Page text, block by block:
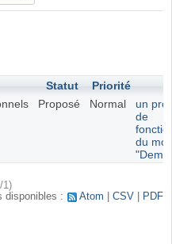
Statut Priorité
Proposé Normal
un
de
du
1)
disponibles :
Atom CSV PDF